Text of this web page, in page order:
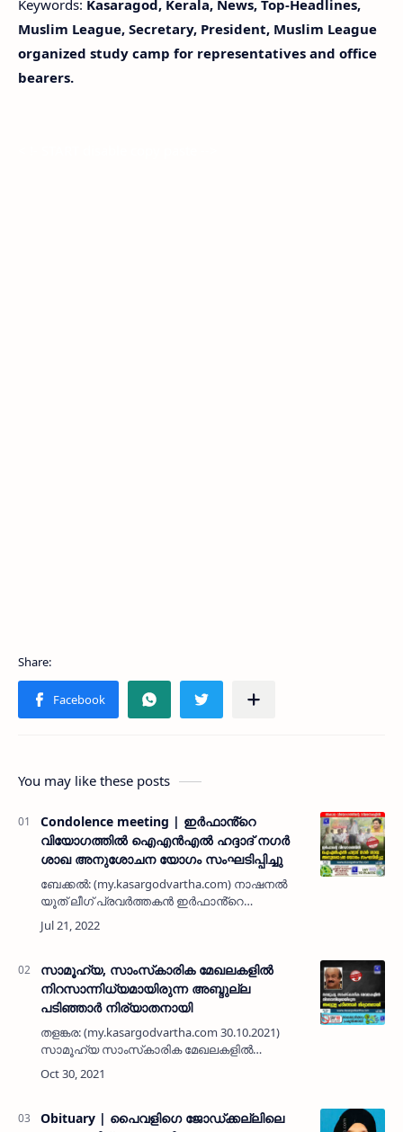
Keywords: Kasaragod, Kerala, News, Top-Headlines,
Muslim League, Secretary, President, Muslim League
organized study camp for representatives and office
bearers.
You may like these posts
Condolence meeting | ഇർഫാൻ്റെ
വിയോഗത്തിൽ ഐഎൻഎൽ ഹദ്ദാദ് നഗർ
ശാഖ അനുശോചന യോഗം സംഘടിപ്പിച്ചു
ബേക്കൽ: (my.kasargodvartha.com) നാഷനൽ
യൂത് ലീഗ് പ്രവർത്തകൻ ഇർഫാൻ്റെ
വിയോഗത്തിൽ ഐഎൻഎൽ ഹദ്ദാദ് നഗർ ശാഖ
അനുശോചന യോഗം സംഘടിപ്പിച്ചു.
രംഗത്ത് മികവുറ്റ…
സാമൂഹ്യ, സാംസ്‌കാരിക മേഖലകളിൽ
നിറസാന്നിധ്യമായിരുന്ന അബ്ദുല്ല
പടിഞ്ഞാർ നിര്യാതനായി
തളങ്കര: (my.kasargodvartha.com 30.10.2021)
സാമൂഹ്യ സാംസ്‌കാരിക മേഖലകളിൽ
നിറസാന്നിധ്യമായിരുന്ന തളങ്കര പടിഞ്ഞാറിലെ
അബ്ദുല്ല പടിഞ്ഞാർ (66) നിര്യാതനായി. നീണ്ട
Obituary | പൈവളിഗെ ജോഡ്ക്കല്ലിലെ